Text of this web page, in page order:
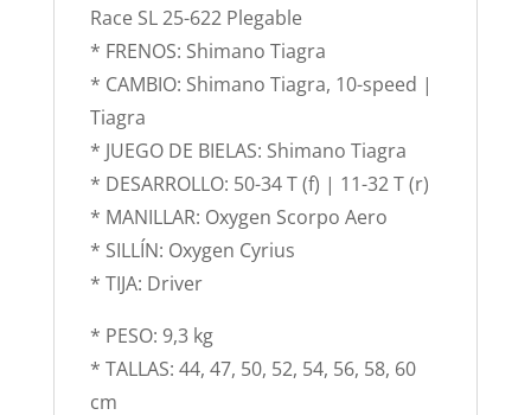
Race SL 25-622 Plegable
* FRENOS: Shimano Tiagra
* CAMBIO: Shimano Tiagra, 10-speed |
Tiagra
* JUEGO DE BIELAS: Shimano Tiagra
* DESARROLLO: 50-34 T (f) | 11-32 T (r)
* MANILLAR: Oxygen Scorpo Aero
* SILLÍN: Oxygen Cyrius
* TIJA: Driver
* PESO: 9,3 kg
* TALLAS: 44, 47, 50, 52, 54, 56, 58, 60
cm